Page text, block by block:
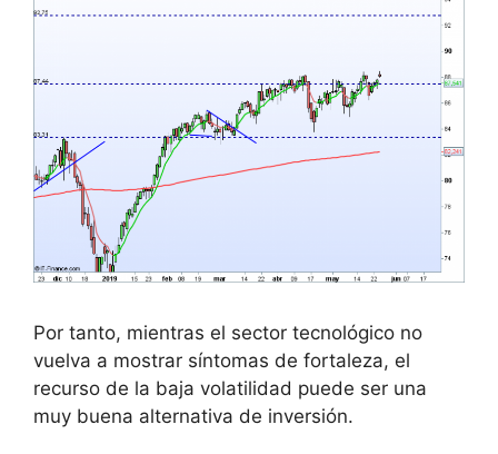
Por tanto, mientras el sector tecnológico no
vuelva a mostrar síntomas de fortaleza, el
recurso de la baja volatilidad puede ser una
muy buena alternativa de inversión.